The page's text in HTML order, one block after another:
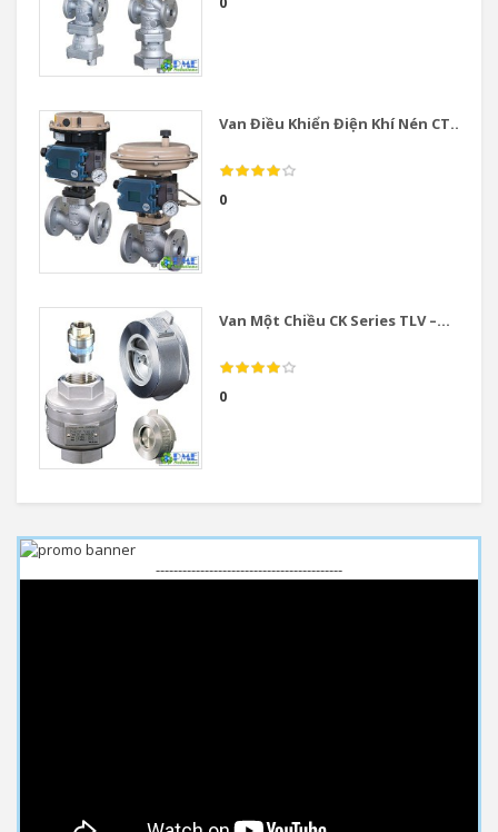
Van Điều Khiển Điện Khí Nén CT...
0
Van Một Chiều CK Series TLV –...
0
------------------------------------------